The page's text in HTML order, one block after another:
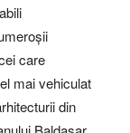
care
mai vehiculat
din